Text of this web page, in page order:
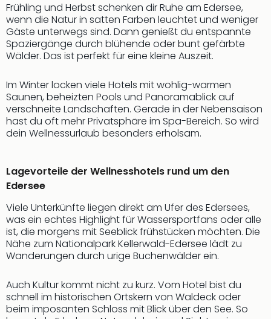
Frühling und Herbst schenken dir Ruhe am Edersee,
wenn die Natur in satten Farben leuchtet und weniger
Gäste unterwegs sind. Dann genießt du entspannte
Spaziergänge durch blühende oder bunt gefärbte
Wälder. Das ist perfekt für eine kleine Auszeit.
Im Winter locken viele Hotels mit wohlig-warmen
Saunen, beheizten Pools und Panoramablick auf
verschneite Landschaften. Gerade in der Nebensaison
hast du oft mehr Privatsphäre im Spa-Bereich. So wird
dein Wellnessurlaub besonders erholsam.
Lagevorteile der Wellnesshotels rund um den
Edersee
Viele Unterkünfte liegen direkt am Ufer des Edersees,
was ein echtes Highlight für Wassersportfans oder alle
ist, die morgens mit Seeblick frühstücken möchten. Die
Nähe zum Nationalpark Kellerwald-Edersee lädt zu
Wanderungen durch urige Buchenwälder ein.
Auch Kultur kommt nicht zu kurz. Vom Hotel bist du
schnell im historischen Ortskern von Waldeck oder
beim imposanten Schloss mit Blick über den See. So